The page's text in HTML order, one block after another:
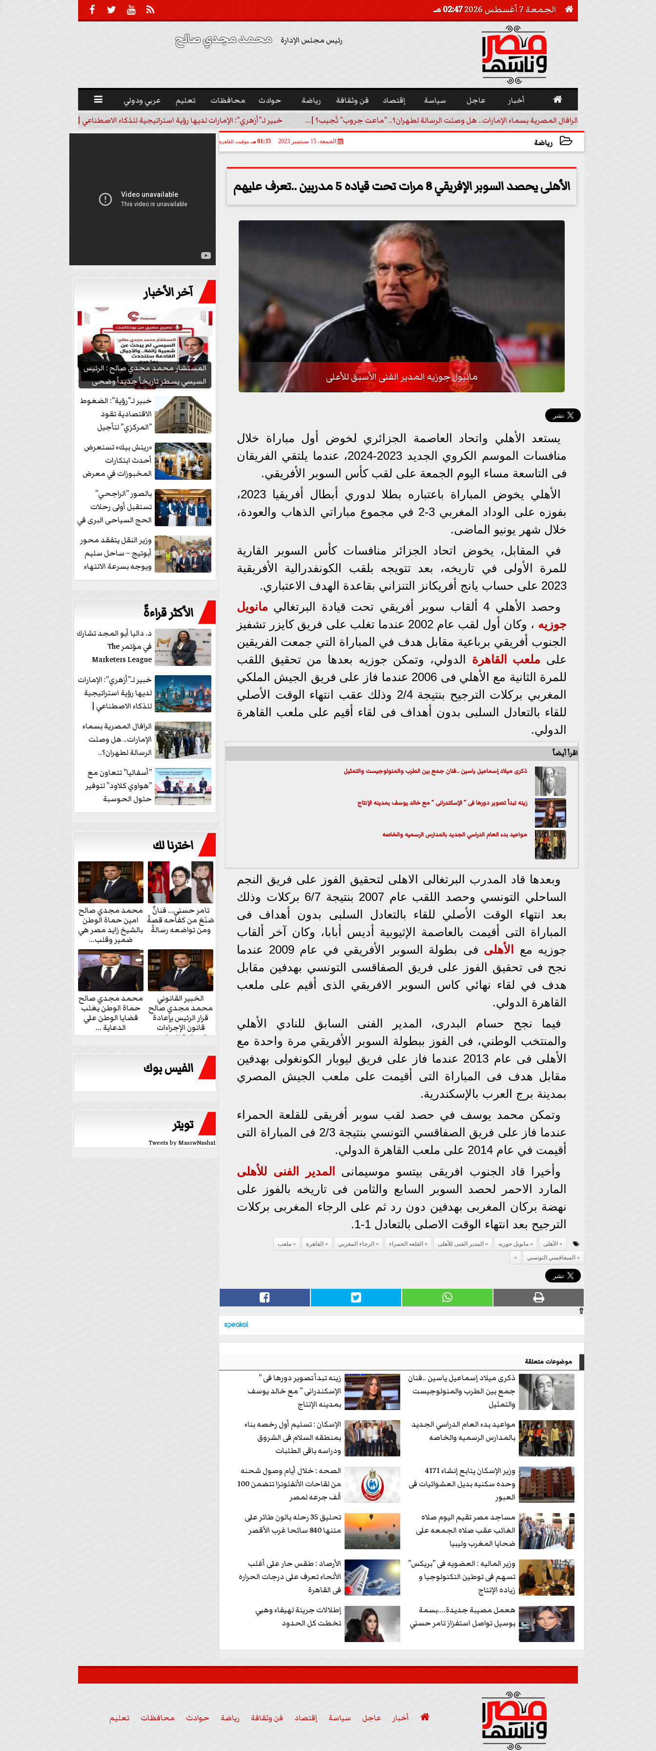
  

 الجمعة 7 أغسطس 2026 02:47 مـ
رئيس مجلس الإدارة محمد مجدي صالح
 أخبار عاجل سياسة إقتصاد فن وثقافة رياضة حوادث محافظات تعليم عربي ودولي 
الرافال المصرية بسماء الإمارات.. هل وصلت الرسالة لطهران؟.. ”ماعت جروب” تُجيب؟ |... خبير لـ”أزهري”: الإمارات لديها رؤية استراتيجية للذكاء الاصطناعي | فيديو
رياضة الجمعة، 15 سبتمبر 2023 01:35 مـ بتوقيت القاهرة
الأهلى يحصد السوبر الإفريقي 8 مرات تحت قياده 5 مدربين ..تعرف عليهم
مانيول جوزيه المدير الفنى الأسبق للأعلى
يستعد الأهلي واتحاد العاصمة الجزائري لخوض أول مباراة خلال
منافسات الموسم الكروي الجديد 2023-2024، عندما يلتقي الفريقان
فى التاسعة مساء اليوم الجمعة على لقب كأس السوبر الأفريقي.
الأهلي يخوض المباراة باعتباره بطلا لدوري أبطال أفريقيا 2023،
بفوزه على الوداد المغربي 3-2 في مجموع مباراتي الذهاب والعودة،
خلال شهر يونيو الماضى.
في المقابل، يخوض اتحاد الجزائر منافسات كأس السوبر القارية
للمرة الأولى في تاريخه، بعد تتويجه بلقب الكونفدرالية الأفريقية
2023 على حساب يانج أفريكانز التنزاني بقاعدة الهدف الاعتباري.
وحصد الأهلي 4 ألقاب سوبر أفريقي تحت قيادة البرتغالي
مانويل
جوزيه
، وكان أول لقب عام 2002 عندما تغلب على فريق كايزر تشفيز
الجنوب أفريقي برباعية مقابل هدف في المباراة التي جمعت الفريقين
على ملعب القاهرة الدولي، وتمكن جوزيه بعدها من تحقيق اللقب
للمرة الثانية مع الأهلي فى 2006 عندما فاز على فريق الجيش الملكي
المغربي بركلات الترجيح بنتيجة 2/4 وذلك عقب انتهاء الوقت الأصلي
للقاء بالتعادل السلبى بدون أهداف فى لقاء أقيم على ملعب القاهرة
الدولي.
اقرأ أيضاً
ذكرى ميلاد إسماعيل ياسين ..فنان جمع بين الطرب والمنولوجيست والتمثيل
زينه تبدأ تصوير دورها فى ” الإسكندرانى ” مع خالد يوسف بمدينه الإنتاج
مواعيد بدء العام الدراسي الجديد بالمدارس الرسميه والخاصه
وبعدها قاد المدرب البرتغالى الاهلى لتحقيق الفوز على فريق النجم
الساحلي التونسي وحصد اللقب عام 2007 بنتيجة 6/7 بركلات وذلك
بعد انتهاء الوقت الأصلي للقاء بالتعادل السلبى بدون أهداف فى
المباراة التى أقيمت بالعاصمة الإثيوبية أديس أبابا، وكان آخر ألقاب
جوزيه مع
الأهلى
فى بطولة السوبر الأفريقي في عام 2009 عندما
نجح فى تحقيق الفوز على فريق الصفاقسى التونسي بهدفين مقابل
هدف في لقاء نهائي كاس السوبر الافريقي الذى أقيم على ملعب
القاهرة الدولي.
فيما نجح حسام البدرى، المدير الفنى السابق للنادي الأهلي
والمنتخب الوطني، فى الفوز ببطولة السوبر الأفريقي مرة واحدة مع
الأهلى فى عام 2013 عندما فاز على فريق ليوبار الكونغولى بهدفين
مقابل هدف فى المباراة التى أقيمت على ملعب الجيش المصري
بمدينة برج العرب بالإسكندرية.
وتمكن محمد يوسف في حصد لقب سوبر أفريقى للقلعة الحمراء
عندما فاز على فريق الصفاقسي التونسي بنتيجة 2/3 فى المباراة التى
أقيمت في عام 2014 على ملعب القاهرة الدولي.
وأخيرا قاد الجنوب افريقى بيتسو موسيمانى
المدير الفنى للأهلى
المارد الاحمر لحصد السوبر السابع والثامن فى تاريخه بالفوز على
نهضة بركان المغربى بهدفين دون رد ثم على الرجاء المغربى بركلات
الترجيح بعد انتهاء الوقت الاصلى بالتعادل 1-1.
الأهلى مانويل جوزيه المدير الفنى للأهلى القلعه الحمراء الرجاء المغربي القاهرة
ملعب
السفاقسي التونسي
⇧
موضوعات متعلقة
ذكرى ميلاد إسماعيل ياسين ..فنان
جمع بين الطرب والمنولوجيست
والتمثيل
زينه تبدأ تصوير دورها فى ”
الإسكندرانى ” مع خالد يوسف
بمدينه الإنتاج
مواعيد بدء العام الدراسي الجديد
بالمدارس الرسميه والخاصه
الإسكان : تسليم أول رخصه بناء
بمنطقه السلام فى الشروق
ودراسه باقى الطلبات
وزير الإسكان يتابع إنشاء 4171
وحده سكنيه بديل العشوائيات فى
العبور
الصحه : خلال أيام وصول شحنه
من لقاحات الأنفلونزا تتضمن 100
ألف جرعه لمصر
مساجد مصر تقيم اليوم صلاه
الغائب عقب صلاه الجمعه على
ضحايا المغرب وليبيا
تحليق 35 رحله بالون طائر على
متنها 840 سائحا غرب الأقصر
وزير الماليه : العضويه فى ”بريكس”
تسهم فى توطين التكنولوجيا و
زياده الإنتاج
الأرصاد : طقس حار على أغلب
الأنحاء تعرف على درجات الحراره
فى القاهرة
هعمل مصيبة جديدة....بسمة
بوسيل تواصل استفزاز تامر حسني
إطلالات جريئة لهيفاء وهبي
تخطت كل الحدود
آخر الأخبار
المستشار محمد مجدي صالح : الرئيس
السيسي يسطر تاريخاً جديداً وضحى
بشعبيته...
خبير لـ”رؤية”: الضغوط
الاقتصادية تقود
”المركزي” لتأجيل
«ريتش بيك» تستعرض
أحدث ابتكارات
المخبوزات في معرض
منتجات...
بالصور ”الراجحي”
تستقبل أولى رحلات
الحج السياحى البرى في
وزير النقل يتفقد محور
أبوتيج – ساحل سليم
ويوجه بسرعة الانتهاء
من...
الأكثر قراءةً
د. داليا أبو المجد تشارك
في مؤتمر The
Marketers League
وتدير جلسة...
خبير لـ”أزهري”: الإمارات
لديها رؤية استراتيجية
للذكاء الاصطناعي |
الرافال المصرية بسماء
الإمارات.. هل وصلت
الرسالة لطهران؟..
”ماعت جروب” تُجيب؟
|...
”أسفاليا” تتعاون مع
”هواوي كلاود” لتوفير
حلول الحوسبة
السحابية والأمن
اخترنا لك
تامر حسني… فنانٌ
صَنَعَ من كفاحه قصةً
ومن تواضعه رسالةً
محمد مجدي صالح
امين حماة الوطن
بالشيخ زايد مصر هي
ضمير وقلب...
الخبير القانوني
محمد مجدي صالح
قرار الرئيس بإعادة
قانون الإجراءات
الجنائية للنواب...
محمد مجدي صالح
حماة الوطن يغلب
قضايا الوطن علي
الدعاية ...
الفيس بوك
تويتر
Tweets by MasrwNasha1
 أخبار عاجل سياسة إقتصاد فن وثقافة رياضة حوادث محافظات
تعليم